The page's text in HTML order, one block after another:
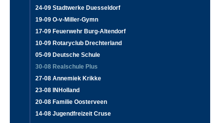
24-09 Stadtwerke Duesseldorf
19-09 O-v-Miller-Gymn
17-09 Feuerwehr Burg-Altendorf
10-09 Rotaryclub Drechterland
05-09 Deutsche Schule
30-08 Realschule Plus
27-08 Annemiek Krikke
23-08 INHolland
20-08 Familie Oosterveen
14-08 Jugendfreizeit Cruse